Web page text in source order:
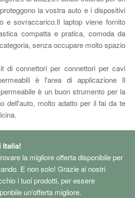
la vostra auto e i dispositivi
e sovraccarico.Il laptop viene fornito
compatta e pratica, comoda da
senza occupare molto spazio
di connettori per connettori per cavi
è l'area di applicazione Il
è un buon strumento per la
dell'auto, molto adatto per il fai da te
Italia!
la migliore offerta disponibile per
E non solo! Grazie ai nostri
i tuoi prodotti, per essere
un'offerta migliore.